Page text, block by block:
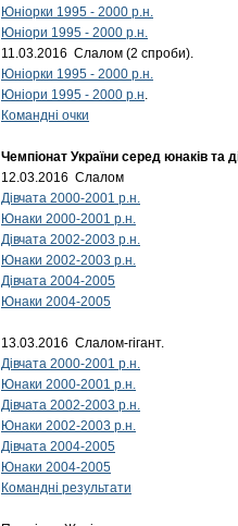
Юніорки 1995 - 2000 р.н.
Юніори 1995 - 2000 р.н.
11.03.2016 Слалом (2 спроби).
Юніорки 1995 - 2000 р.н.
Юніори 1995 - 2000 р.н.
Командні очки
Чемпіонат України серед юнаків та
12.03.2016 Слалом
Дівчата 2000-2001 р.н.
Юнаки 2000-2001 р.н.
Дівчата 2002-2003 р.н.
Юнаки 2002-2003 р.н.
Дівчата 2004-2005
Юнаки 2004-2005
13.03.2016 Слалом-гігант.
Дівчата 2000-2001 р.н.
Юнаки 2000-2001 р.н.
Дівчата 2002-2003 р.н.
Юнаки 2002-2003 р.н.
Дівчата 2004-2005
Юнаки 2004-2005
Командні результати